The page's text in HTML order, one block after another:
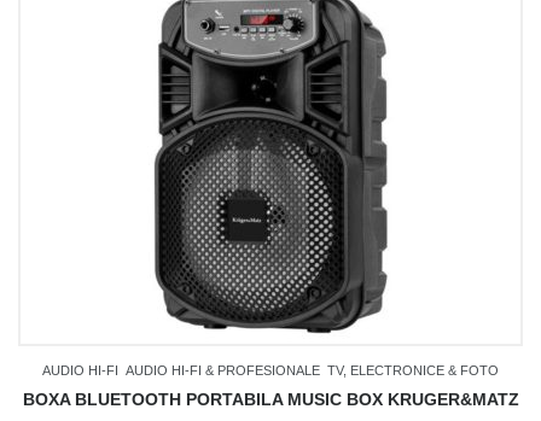
AUDIO HI-FI AUDIO HI-FI & PROFESIONALE TV, ELECTRONICE & FOTO
BOXA BLUETOOTH PORTABILA MUSIC BOX KRUGER&MATZ